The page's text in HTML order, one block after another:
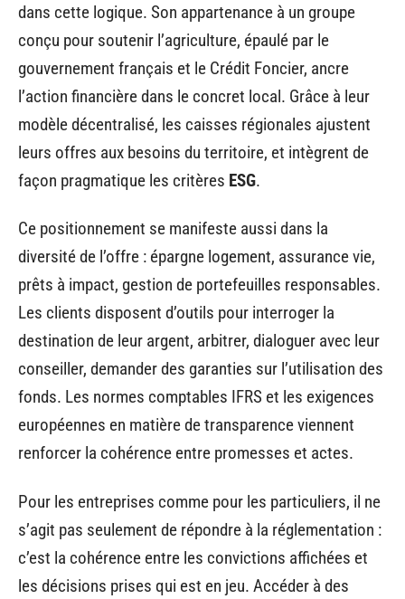
dans cette logique. Son appartenance à un groupe
conçu pour soutenir l’agriculture, épaulé par le
gouvernement français et le Crédit Foncier, ancre
l’action financière dans le concret local. Grâce à leur
modèle décentralisé, les caisses régionales ajustent
leurs offres aux besoins du territoire, et intègrent de
façon pragmatique les critères ESG.
Ce positionnement se manifeste aussi dans la
diversité de l’offre : épargne logement, assurance vie,
prêts à impact, gestion de portefeuilles responsables.
Les clients disposent d’outils pour interroger la
destination de leur argent, arbitrer, dialoguer avec leur
conseiller, demander des garanties sur l’utilisation des
fonds. Les normes comptables IFRS et les exigences
européennes en matière de transparence viennent
renforcer la cohérence entre promesses et actes.
Pour les entreprises comme pour les particuliers, il ne
s’agit pas seulement de répondre à la réglementation :
c’est la cohérence entre les convictions affichées et
les décisions prises qui est en jeu. Accéder à des